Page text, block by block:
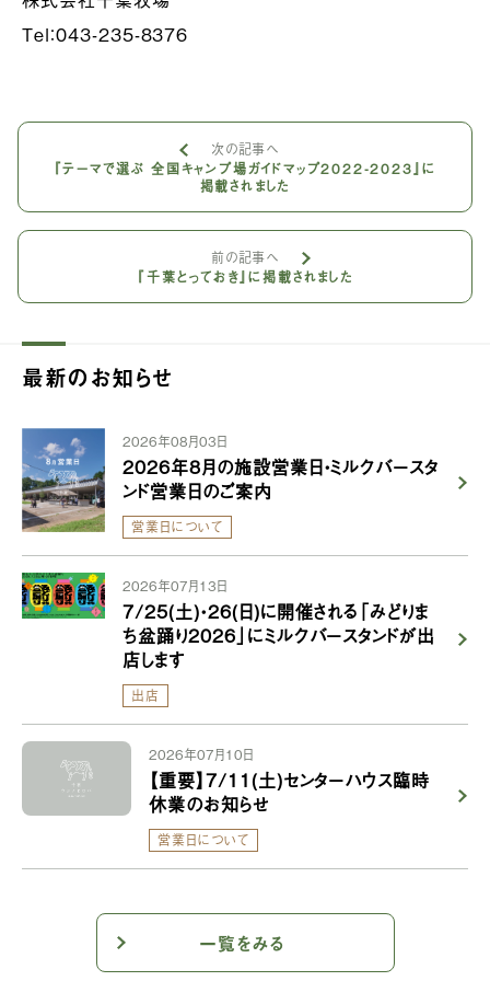
Tel：043-235-8376
次の記事へ
『テーマで選ぶ 全国キャンプ場ガイドマップ2022-2023』に
掲載されました
前の記事へ
『千葉とっておき』に掲載されました
最新のお知らせ
2026年08月03日
2026年8月の施設営業日・ミルクバースタ
ンド営業日のご案内
営業日について
2026年07月13日
7/25(土)・26(日)に開催される「みどりま
ち盆踊り2026」にミルクバースタンドが出
店します
出店
2026年07月10日
【重要】7/11(土)センターハウス臨時
休業のお知らせ
営業日について
一覧をみる